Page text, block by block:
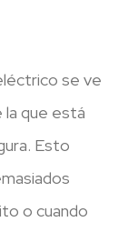
se ve
la que está
Esto
o cuando